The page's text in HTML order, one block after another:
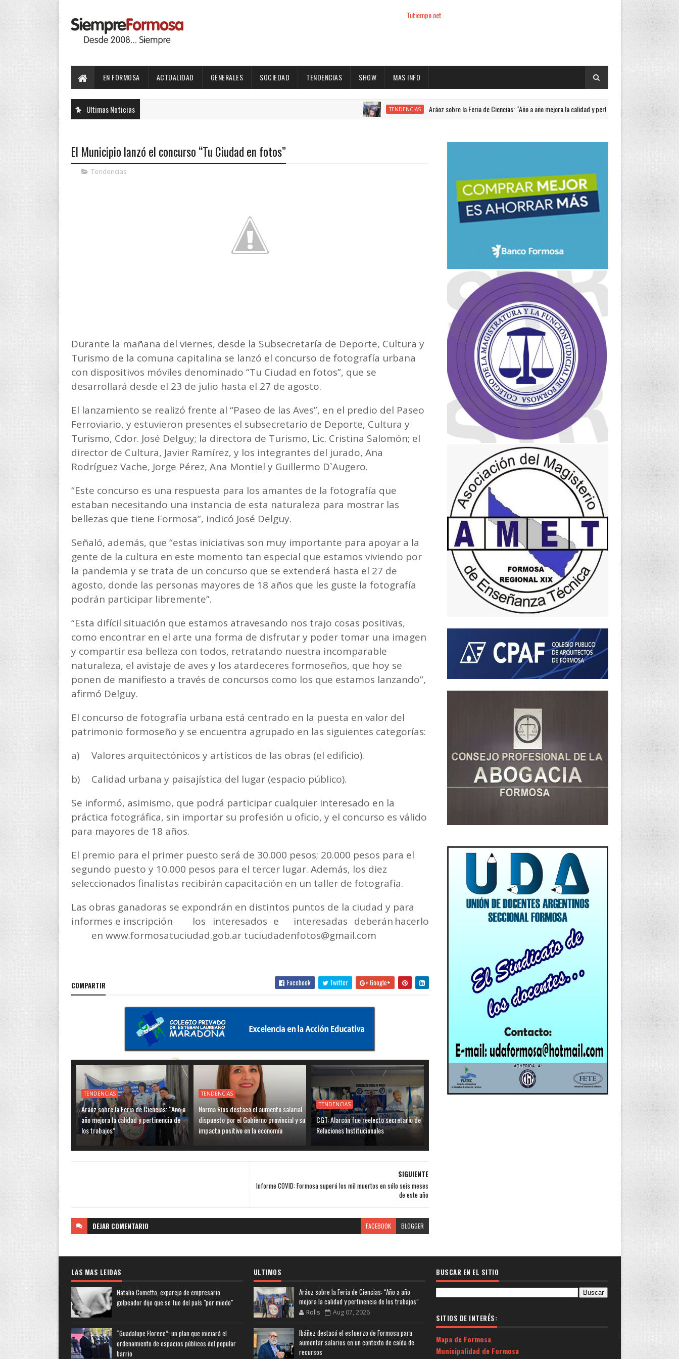
Tutiempo.net
EN FORMOSA ACTUALIDAD GENERALES SOCIEDAD TENDENCIAS SHOW MAS INFO
Ultimas Noticias TENDENCIAS Aráoz sobre la Feria de Ciencias: “Año a año mejora la calidad y pertinencia de los trabajos”
El Municipio lanzó el concurso “Tu Ciudad en fotos”
Tendencias
Durante la mañana del viernes, desde la Subsecretaría de Deporte, Cultura y
Turismo de la comuna capitalina se lanzó el concurso de fotografía urbana
con dispositivos móviles denominado “Tu Ciudad en fotos”, que se
desarrollará desde el 23 de julio hasta el 27 de agosto.
El lanzamiento se realizó frente al “Paseo de las Aves”, en el predio del Paseo
Ferroviario, y estuvieron presentes el subsecretario de Deporte, Cultura y
Turismo, Cdor. José Delguy; la directora de Turismo, Lic. Cristina Salomón; el
director de Cultura, Javier Ramírez, y los integrantes del jurado, Ana
Rodríguez Vache, Jorge Pérez, Ana Montiel y Guillermo D`Augero.
“Este concurso es una respuesta para los amantes de la fotografía que
estaban necesitando una instancia de esta naturaleza para mostrar las
bellezas que tiene Formosa”, indicó José Delguy.
Señaló, además, que “estas iniciativas son muy importante para apoyar a la
gente de la cultura en este momento tan especial que estamos viviendo por
la pandemia y se trata de un concurso que se extenderá hasta el 27 de
agosto, donde las personas mayores de 18 años que les guste la fotografía
podrán participar libremente”.
“Esta difícil situación que estamos atravesando nos trajo cosas positivas,
como encontrar en el arte una forma de disfrutar y poder tomar una imagen
y compartir esa belleza con todos, retratando nuestra incomparable
naturaleza, el avistaje de aves y los atardeceres formoseños, que hoy se
ponen de manifiesto a través de concursos como los que estamos lanzando”,
afirmó Delguy.
El concurso de fotografía urbana está centrado en la puesta en valor del
patrimonio formoseño y se encuentra agrupado en las siguientes categorías:
a)
Valores arquitectónicos y artísticos de las obras (el edificio).
b)
Calidad urbana y paisajística del lugar (espacio público).
Se informó, asimismo, que podrá participar cualquier interesado en la
práctica fotográfica, sin importar su profesión u oficio, y el concurso es válido
para mayores de 18 años.
El premio para el primer puesto será de 30.000 pesos; 20.000 pesos para el
segundo puesto y 10.000 pesos para el tercer lugar. Además, los diez
seleccionados finalistas recibirán capacitación en un taller de fotografía.
Las obras ganadoras se expondrán en distintos puntos de la ciudad y para
informes e inscripción
los interesados e interesadas deberán hacerlo
en www.formosatuciudad.gob.ar tuciudadenfotos@gmail.com
COMPARTIR Facebook Twitter Google+
TENDENCIAS
Aráoz sobre la Feria de Ciencias: “Año a
año mejora la calidad y pertinencia de
los trabajos”
TENDENCIAS
Norma Ríos destacó el aumento salarial
dispuesto por el Gobierno provincial y su
impacto positivo en la economía
TENDENCIAS
CGT: Alarcón fue reelecto secretario de
Relaciones Institucionales
SIGUIENTE
Informe COVID: Formosa superó los mil muertos en sólo seis meses
de este año
DEJAR COMENTARIO FACEBOOK BLOGGER
LAS MAS LEIDAS
Natalia Cometto, expareja de empresario
golpeador dijo que se fue del país "por miedo"
“Guadalupe Florece”: un plan que iniciará el
ordenamiento de espacios públicos del popular
barrio
ULTIMOS
Aráoz sobre la Feria de Ciencias: “Año a año
mejora la calidad y pertinencia de los trabajos”
Rolls Aug 07, 2026
Ibáñez destacó el esfuerzo de Formosa para
aumentar salarios en un contexto de caída de
recursos
BUSCAR EN EL SITIO
SITIOS DE INTERÉS:
Mapa de Formosa
Municipalidad de Formosa